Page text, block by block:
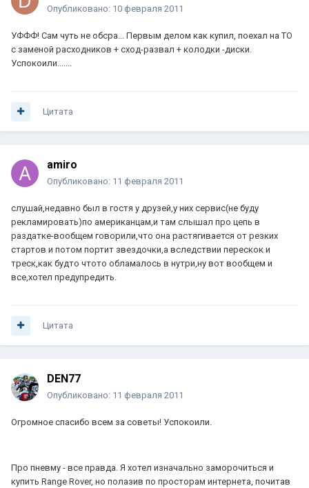
Опубликовано: 10 февраля 2011
УФФФ! Сам чуть не обсра... Первым делом как купил, поехал на ТО
с заменой расходников + сход-развал + колодки -диски.
Успокоили.......
Цитата
amiro
Опубликовано: 11 февраля 2011
слушай,недавно был в гостя у друзей,у них сервис(не буду
рекламировать)по американцам,и там слышал про цепь в
раздатке-вообщем говорили,что она растягивается от резких
стартов и потом портит звездочки,а вследствии перескок и
треск,как будто чтото обламалось в нутри,ну вот вообщем и
все,хотел предупредить.
Цитата
DEN77
Опубликовано: 11 февраля 2011
Огромное спасибо всем за советы! Успокоили.
Про пневму - все правда. Я хотел изначально заморочиться и
купить Range Rover, но полазив по просторам интернета, почитав